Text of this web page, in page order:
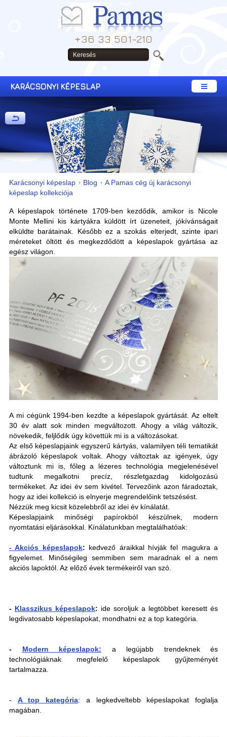
+36 33 501-210
KARÁCSONYI KÉPESLAP
Karácsonyi képeslap Blog
A Pamas cég új karácsonyi
képeslap kollekciója
A képeslapok története 1709-ben kezdődik, amikor is Nicole
Monte Mellini kis kártyákra küldött írt üzeneteit, jókívánságait
elküldte barátainak. Később ez a szokás elterjedt, szinte ipari
méreteket öltött és megkezdődött a képeslapok gyártása az
egész világon.
A mi cégünk 1994-ben kezdte a képeslapok gyártását. Az eltelt
30 év alatt sok minden megváltozott. Ahogy a világ változik,
növekedik, feljlődik úgy követtük mi is a változásokat.
Az első képeslapjaink egyszerű kártyás, valamilyen téli tematikát
ábrázoló képeslapok voltak. Ahogy változtak az igények, úgy
változtunk mi is, főleg a lézeres technológia megjelenésével
tudtunk megalkotni precíz, részletgazdag kidolgozású
termékeket. Az idei év sem kivétel. Tervezőink azon fáradoztak,
hogy az idei kollekció is elnyerje megrendelőink tetszésést.
Nézzük meg kicsit közelebbről az idei év kínálatát.
Képeslapjaink minőségi papírokból készülnek, modern
nyomtatási eljárásokkal. Kínálatunkban megtalálhatóak:
- Akciós képeslapok: kedvező áraikkal hívják fel magukra a
figyelemet. Minőségileg semmiben sem maradnak el a nem
akciós lapoktól. Az előző évek termékeiről van szó.
- Klasszikus képeslapok: ide soroljuk a legtöbbet keresett és
legdivatosabb képeslapokat, mondhatni ez a top kategória.
- Modern képeslapok: a legújabb trendeknek és
technológiáknak megfelelő képeslapok gyűjteményét
tartalmazza.
- A top kategória: a legkedveltebb képeslapokat foglalja
magában.